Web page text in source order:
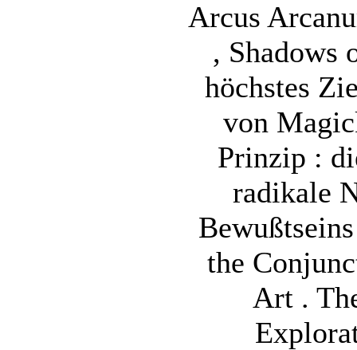
Arcus
, Shadows
höchstes
von
Prinzip :
radikale
the
Art .